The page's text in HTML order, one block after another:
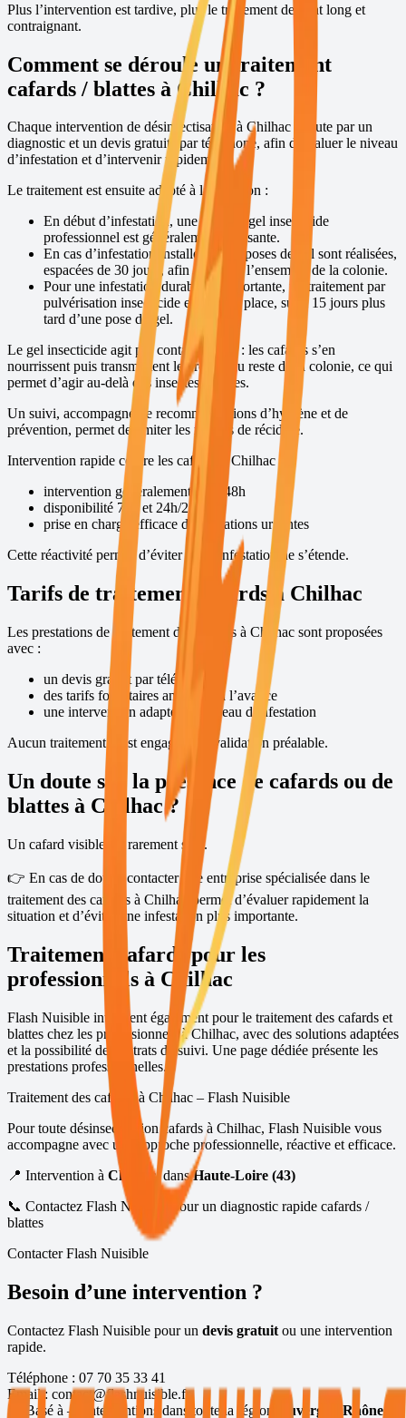
Plus l’intervention est tardive, plus le traitement devient long et
contraignant.
Comment se déroule un traitement
cafards / blattes à Chilhac ?
Chaque intervention de désinsectisation à Chilhac débute par un
diagnostic et un devis gratuits par téléphone, afin d’évaluer le niveau
d’infestation et d’intervenir rapidement.
Le traitement est ensuite adapté à la situation :
En début d’infestation, une pose de gel insecticide
professionnel est généralement suffisante.
En cas d’infestation installée, deux poses de gel sont réalisées,
espacées de 30 jours, afin de traiter l’ensemble de la colonie.
Pour une infestation durable et importante, un traitement par
pulvérisation insecticide est mis en place, suivi 15 jours plus
tard d’une pose de gel.
Le gel insecticide agit par contamination : les cafards s’en
nourrissent puis transmettent le produit au reste de la colonie, ce qui
permet d’agir au-delà des insectes visibles.
Un suivi, accompagné de recommandations d’hygiène et de
prévention, permet de limiter les risques de récidive.
Intervention rapide contre les cafards àChilhac
intervention généralement sous 48h
disponibilité 7j/7 et 24h/24
prise en charge efficace des situations urgentes
Cette réactivité permet d’éviter que l’infestation ne s’étende.
Tarifs de traitement cafards à Chilhac
Les prestations de traitement des cafards à Chilhac sont proposées
avec :
un devis gratuit par téléphone
des tarifs forfaitaires annoncés à l’avance
une intervention adaptée au niveau d’infestation
Aucun traitement n’est engagé sans validation préalable.
Un doute sur la présence de cafards ou de
blattes à Chilhac?
Un cafard visible est rarement seul.
👉 En cas de doute, contacter une entreprise spécialisée dans le
traitement des cafards à Chilhac
permet d’évaluer rapidement la
situation et d’éviter une infestation plus importante.
Traitement cafards pour les
professionnels à Chilhac
Flash Nuisible intervient également pour le traitement des cafards et
blattes chez les professionnels àChilhac, avec des solutions adaptées
et la possibilité de contrats de suivi. Une page dédiée présente les
prestations professionnelles.
Traitement des cafards à Chilhac – Flash Nuisible
Pour toute désinsectisation cafards à Chilhac, Flash Nuisible vous
accompagne avec une approche professionnelle, réactive et efficace.
📍 Intervention à Chilhac, dans Haute-Loire (43)
📞 Contactez Flash Nuisible pour un diagnostic rapide cafards /
blattes
Contacter Flash Nuisible
Besoin d’une intervention ?
Contactez Flash Nuisible pour un devis gratuit ou une intervention
rapide.
Téléphone : 07 70 35 33 41
Email : contact@flashnuisible.fr
📍 Basé à — interventions dans toute la région Auvergne-Rhône-